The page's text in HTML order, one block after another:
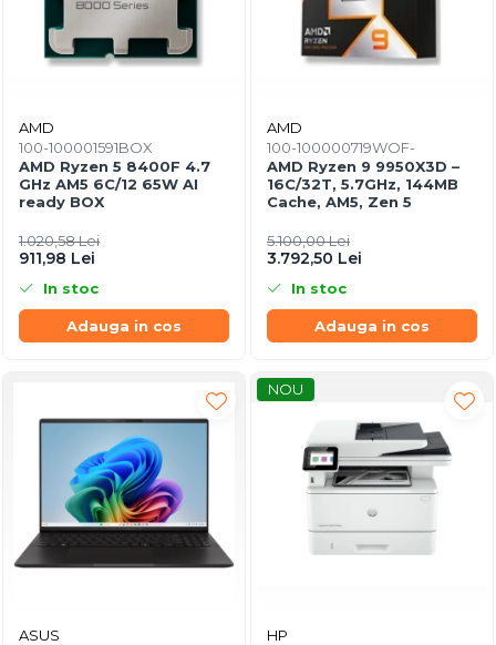
AMD
100-100001591BOX
AMD Ryzen 5 8400F 4.7
GHz AM5 6C/12 65W AI
ready BOX
1.020,58 Lei
911,98 Lei
In stoc
Adauga in cos
AMD
100-100000719WOF-
AMD Ryzen 9 9950X3D –
16C/32T, 5.7GHz, 144MB
Cache, AM5, Zen 5
5.100,00 Lei
3.792,50 Lei
In stoc
Adauga in cos
ASUS
NOU
HP